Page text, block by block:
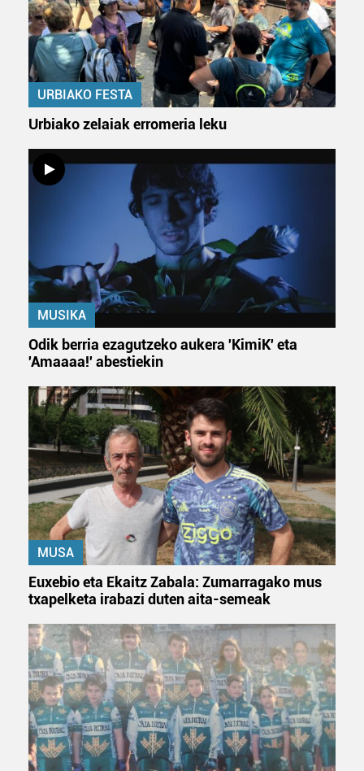
erabiltzeko baimen esplizitua ematen diguzu.Gehiago
irakurri
URBIAKO FESTA
Urbiako zelaiak erromeria leku
MUSIKA
Odik berria ezagutzeko aukera 'KimiK' eta
'Amaaaa!' abestiekin
MUSA
Euxebio eta Ekaitz Zabala: Zumarragako mus
txapelketa irabazi duten aita-semeak